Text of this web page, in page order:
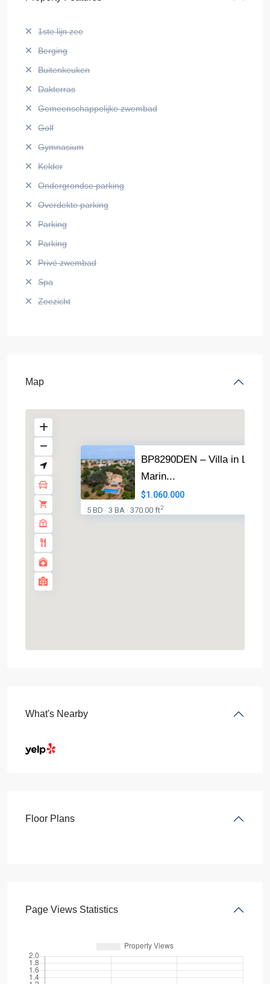
1ste lijn zee
Berging
Buitenkeuken
Dakterras
Gemeenschappelijke zwembad
Golf
Gymnasium
Kelder
Ondergrondse parking
Overdekte parking
Parking
Parking
Privé zwembad
Spa
Zeezicht
Map
BP8290DEN – Villa in Las
Marin...
$1.060.000
5 BD · 3 BA · 370.00 ft2
What's Nearby
Floor Plans
Page Views Statistics